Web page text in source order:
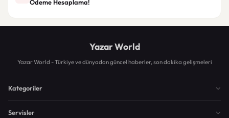
Ödeme Hesaplama!
Yazar World
Yazar World - Türkiye ve dünyadan güncel haberler, son dakika gelişmeleri
Kategoriler
Servisler